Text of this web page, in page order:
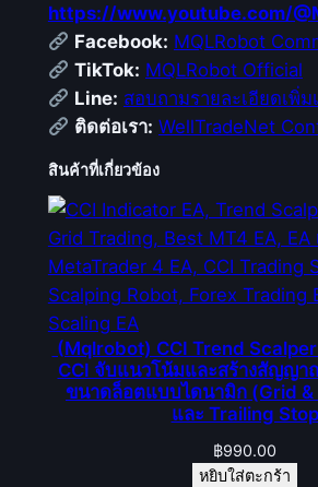
https://www.youtube.com/
Facebook: MQLRobot
TikTok: MQLRobot Official
Line: สอบถามรายละเอียดเพิ่ม
ติดต่อเรา: WellTradeNet
สินค้าที่เกี่ยวข้อง
(Mqlrobot) CCI Trend Scalper
CCI จับแนวโน้มและสร้างสัญญา
ขนาดล็อตแบบไดนามิก (Grid &
และ Trailing Stop
฿990.00
หยิบใส่ตะกร้า